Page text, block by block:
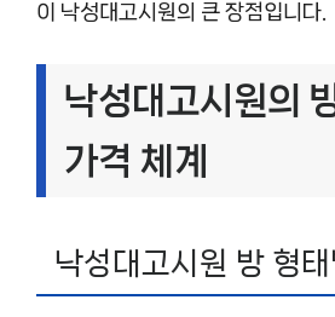
이 낙성대고시원의 큰 장점입니다.
낙성대고시원의
가격 체계
낙성대고시원 방 형